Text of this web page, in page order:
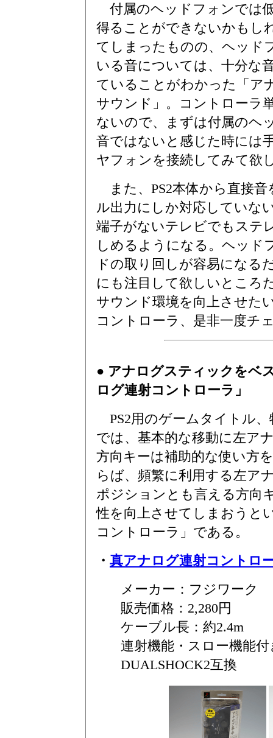
付属のヘッドフォンでは
得ることができないかもし
てしまったものの、ヘッド
いる音については、十分な
ていることがわかった「ア
サウンド」。コントローラ
ないので、まずは付属のヘ
音ではないと感じた時には
ヤフォンを接続してみて欲
また、PS2本体から直接
ル出力にしか対応していな
端子がないテレビでもステ
しめるようになる。ヘッド
ドの取り回しが容易になる
にも注目して欲しいところ
サウンド環境を向上させた
コントローラ、是非一度チ
● アナログスティックをベ
ログ連射コントローラ」
PS2用のゲームタイトル
では、基本的な移動に左ア
方向キーは補助的な使い方
らば、頻繁に利用する左ア
ポジションとも言える方向
性を向上させてしまおうと
コントローラ」である。
・ 真アナログ連射コントロ
メーカー：フジワーク
販売価格：2,280円
ケーブル長：約2.4m
連射機能・スロー機能付
DUALSHOCK2互換